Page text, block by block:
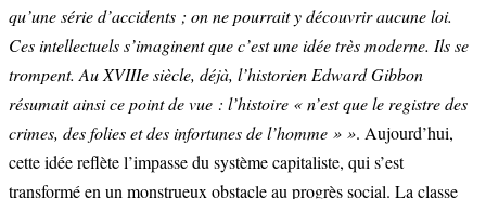
qu’une série d’accidents ; on ne pourrait y découvrir aucune loi.
Ces intellectuels s’imaginent que c’est une idée très moderne. Ils se
trompent. Au XVIIIe siècle, déjà, l’historien Edward Gibbon
résumait ainsi ce point de vue : l’histoire « n’est que le registre des
crimes, des folies et des infortunes de l’homme » ». Aujourd’hui,
cette idée reflète l’impasse du système capitaliste, qui s’est
transformé en un monstrueux obstacle au progrès social. La classe